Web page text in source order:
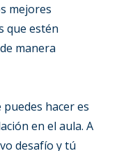
mejores
que estén
manera
puedes hacer es
en el aula. A
desafío y tú